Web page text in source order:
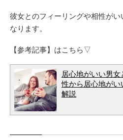
彼女とのフィーリングや相性がい
なります。
【参考記事】はこちら▽
居心地がいい男
性から居心地が
解説